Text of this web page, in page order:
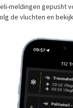
meldingen gepusht
de vluchten en